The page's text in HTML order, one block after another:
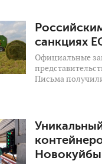
санкциях
Официальные
Письма